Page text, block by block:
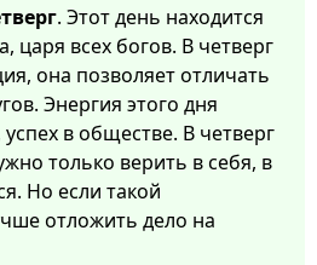
. Этот день находится
царя всех богов. В четверг
она позволяет отличать
Энергия этого дня
успех в обществе. В четверг
только верить в себя, в
Но если такой
отложить дело на